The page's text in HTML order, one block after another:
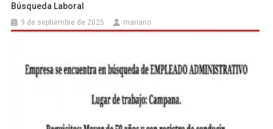
Búsqueda Laboral
9 de septiembre de 2025 mariano